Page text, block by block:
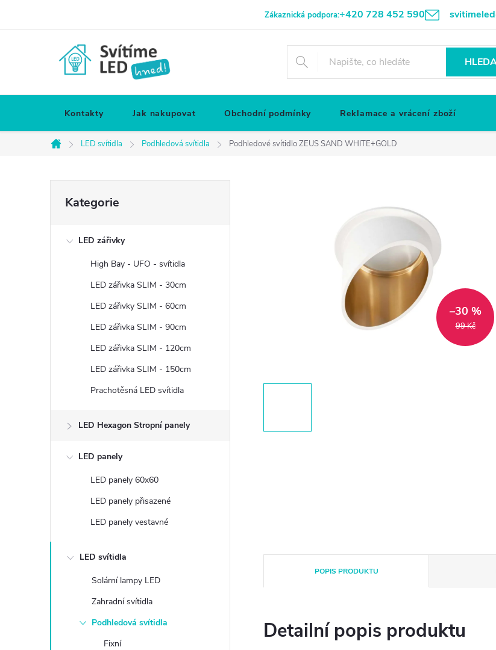
Zákaznická podpora:+420 728 452 590
Kontakty Jak nakupovat Obchodní podmínky Reklamace a vrácení zboží
Domů
LED svítidla Podhledová svítidla Podhledové svítidlo ZEUS SAND WHITE+GOLD
kategorie
Kategorie
LED zářivky
High Bay - UFO - svítidla
LED zářivka SLIM - 30cm
LED zářivky SLIM - 60cm
LED zářivka SLIM - 90cm
LED zářivka SLIM - 120cm
LED zářivka SLIM - 150cm
Prachotěsná LED svítidla
LED Hexagon Stropní panely
LED panely
LED panely 60x60
LED panely přisazené
LED panely vestavné
LED svítidla
Solární lampy LED
Zahradní svítidla
Podhledová svítidla
Fixní
99 Kč
–30 %
POPIS PRODUKTU
Detailní popis produktu